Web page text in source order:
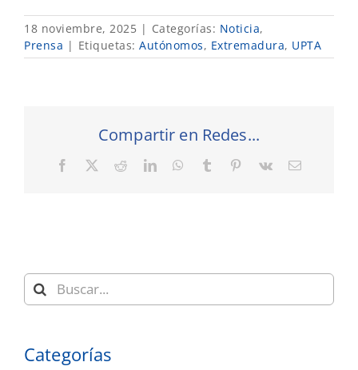
18 noviembre, 2025 | Categorías: Noticia,
Prensa | Etiquetas: Autónomos, Extremadura, UPTA
Compartir en Redes...
Facebook RedditLinkedInWhatsApp
Tumblr Pinterest
Vk
Correo
Buscar:
Categorías